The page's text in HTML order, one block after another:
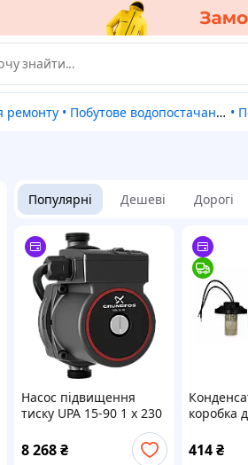
ремонту • Побутове водопостачання •
Популярні Дешеві Дорогі
Насос підвищення
тиску UPA 15-90 1 x 230
GRUNDFOS (99547009)
8 268₴
коробка
Grundfos
414₴